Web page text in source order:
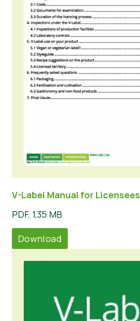
V-Label Manual for Licensees
PDF, 1,35 MB
Download